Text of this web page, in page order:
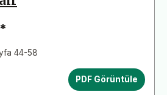
*
44-58
PDF Görüntüle